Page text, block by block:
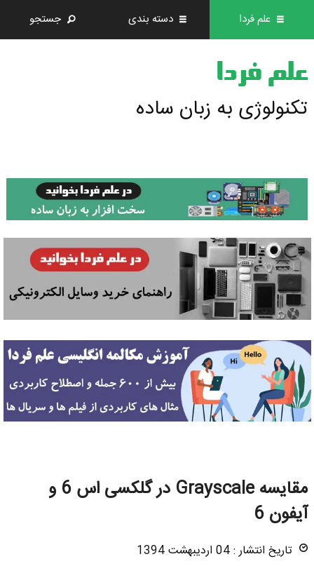
علم فردا دسته بندی جستجو
علم فردا
تکنولوژی به زبان ساده
مقایسه Grayscale در گلکسی اس 6 و
آیفون 6
تاریخ انتشار : 04 اردیبهشت 1394